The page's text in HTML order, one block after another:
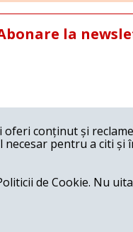
la
conținut și
pentru a citi și
de Cookie. Nu